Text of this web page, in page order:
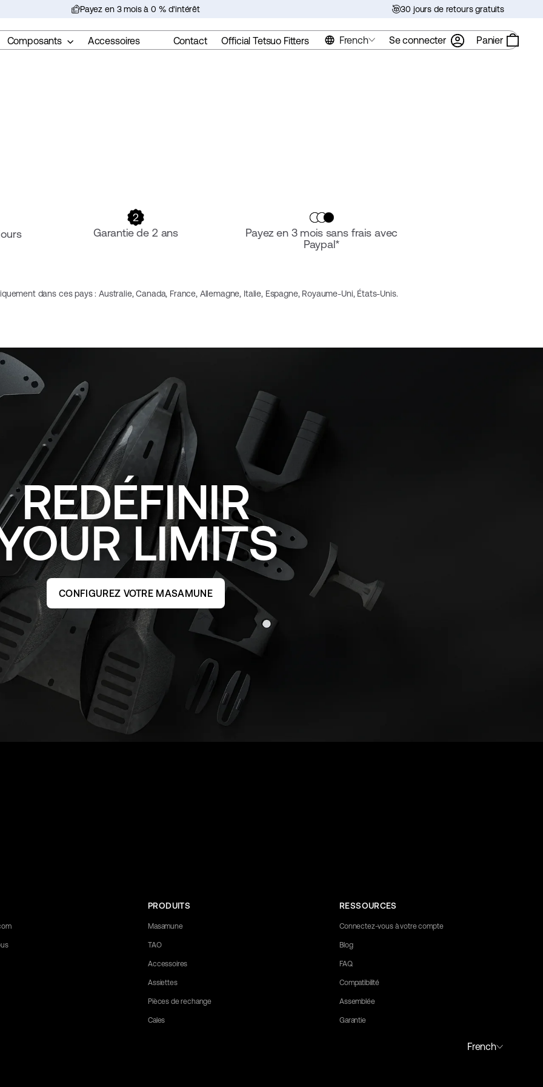
le
diaporama
Payez en 3 mois à 0 % d'intérêt 30 jours de retours gratuits
Composants Accessoires Contact Official Tetsuo Fitters French Se connecter Panier
Garantie de 2 ans
Payez en 3 mois sans frais avec
Paypal*
dans ces pays : Australie, Canada, France, Allemagne, Italie, Espagne, Royaume-Uni, États-Unis.
REDÉFINIR
LIMI S
CONFIGUREZ VOTRE MASAMUNE
PRODUITS
Masamune
TAO
Accessoires
Assiettes
Pièces de rechange
Cales
RESSOURCES
Connectez-vous à votre compte
Blog
FAQ
Compatibilité
Assemblée
Garantie
French
you may have. Let us know what you need, and we'll be happy to assist you.